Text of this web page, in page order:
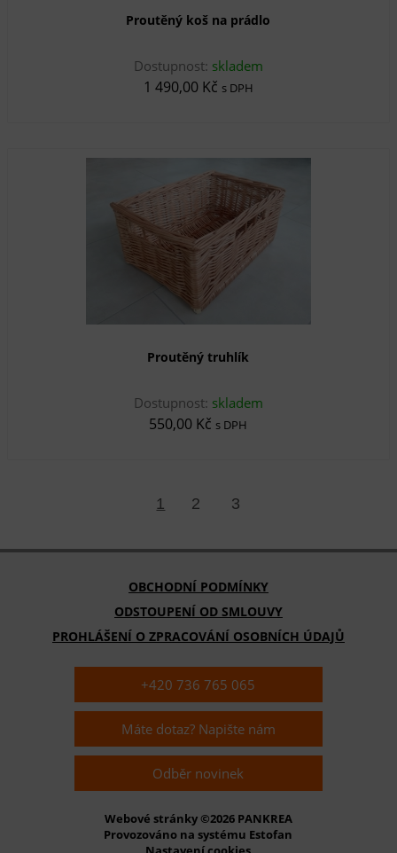
Proutěný koš na prádlo
Dostupnost: skladem
1 490,00 Kč s DPH
Proutěný truhlík
Dostupnost: skladem
550,00 Kč s DPH
1 2 3
OBCHODNÍ PODMÍNKY
ODSTOUPENÍ OD SMLOUVY
PROHLÁŠENÍ O ZPRACOVÁNÍ OSOBNÍCH ÚDAJŮ
+420 736 765 065
Máte dotaz? Napište nám
Odběr novinek
Webové stránky ©2026 PANKREA
Provozováno na systému Estofan